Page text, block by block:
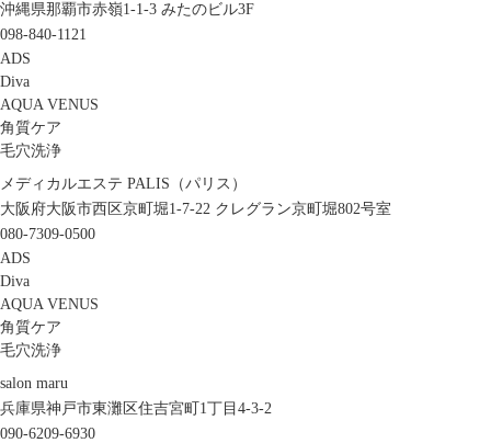
沖縄県那覇市赤嶺1-1-3 みたのビル3F
098-840-1121
ADS
Diva
AQUA VENUS
角質ケア
毛穴洗浄
メディカルエステ PALIS（パリス）
大阪府大阪市西区京町堀1-7-22 クレグラン京町堀802号室
080-7309-0500
ADS
Diva
AQUA VENUS
角質ケア
毛穴洗浄
salon maru
兵庫県神戸市東灘区住吉宮町1丁目4-3-2
090-6209-6930